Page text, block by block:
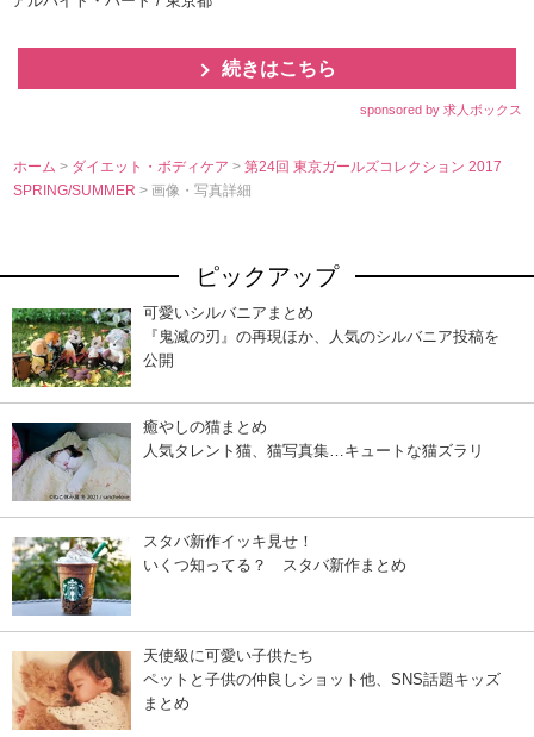
続きはこちら
sponsored by 求人ボックス
ホーム > ダイエット・ボディケア>第24回 東京ガールズコレクション 2017
SPRING/SUMMER> 画像・写真詳細
ピックアップ
可愛いシルバニアまとめ
『鬼滅の刃』の再現ほか、人気のシルバニア投稿を
公開
癒やしの猫まとめ
人気タレント猫、猫写真集…キュートな猫ズラリ
スタバ新作イッキ見せ！
いくつ知ってる？ スタバ新作まとめ
天使級に可愛い子供たち
ペットと子供の仲良しショット他、SNS話題キッズ
まとめ